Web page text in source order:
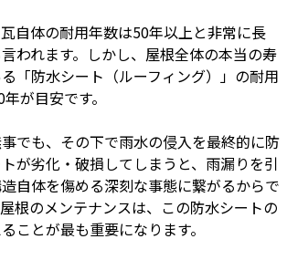
自体の耐用年数は50年以上と非常に長
われます。しかし、屋根全体の本当の寿
「防水シート（ルーフィング）」の耐用
が目安です。
でも、その下で雨水の侵入を最終的に防
が劣化・破損してしまうと、雨漏りを引
自体を傷める深刻な事態に繋がるからで
根のメンテナンスは、この防水シートの
ことが最も重要になります。